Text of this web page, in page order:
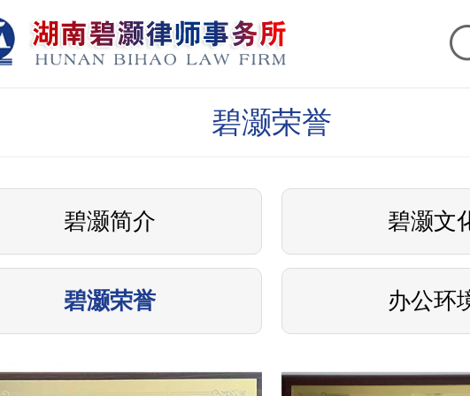
碧灏荣誉
碧灏简介 碧灏文
碧灏荣誉 办公环